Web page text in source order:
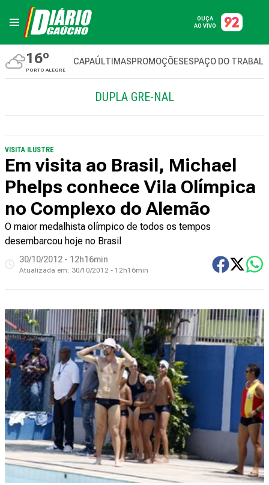
OUÇA
AO VIVO
16º
PORTO ALEGRE
CAPAÚLTIMASPROMOÇÕESESPAÇO DO
DUPLA GRE-NAL
VISITA ILUSTRE
Em visita ao Brasil, Michael
Phelps conhece Vila Olímpica
no Complexo do Alemão
O maior medalhista olímpico de todos os tempos
desembarcou hoje no Brasil
30/10/2012 - 12h16min
Atualizada em: 30/10/2012 - 12h16min